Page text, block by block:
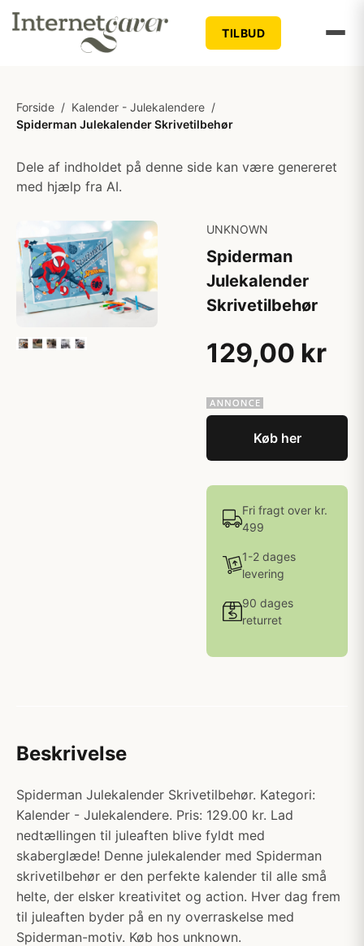
TILBUD
Forside / Kalender - Julekalendere /
Spiderman Julekalender Skrivetilbehør
Dele af indholdet på denne side kan være genereret
med hjælp fra AI.
UNKNOWN
Spiderman
Julekalender
Skrivetilbehør
129,00 kr
Køb her
Fri fragt over kr.
499
1-2 dages
levering
90 dages
returret
Beskrivelse
Spiderman Julekalender Skrivetilbehør. Kategori:
Kalender - Julekalendere. Pris: 129.00 kr. Lad
nedtællingen til juleaften blive fyldt med
skaberglæde! Denne julekalender med Spiderman
skrivetilbehør er den perfekte kalender til alle små
helte, der elsker kreativitet og action. Hver dag frem
til juleaften byder på en ny overraskelse med
Spiderman-motiv. Køb hos unknown.